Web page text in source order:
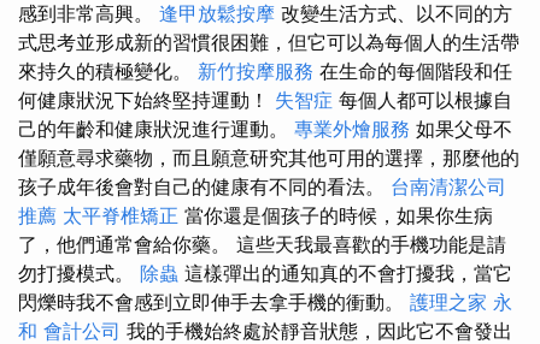
感到非常高興。 逢甲放鬆按摩 改變生活方式、以不同的方
式思考並形成新的習慣很困難，但它可以為每個人的生活帶
來持久的積極變化。 新竹按摩服務 在生命的每個階段和任
何健康狀況下始終堅持運動！ 失智症 每個人都可以根據自
己的年齡和健康狀況進行運動。 專業外燴服務 如果父母不
僅願意尋求藥物，而且願意研究其他可用的選擇，那麼他的
孩子成年後會對自己的健康有不同的看法。 台南清潔公司
推薦 太平脊椎矯正 當你還是個孩子的時候，如果你生病
了，他們通常會給你藥。 這些天我最喜歡的手機功能是請
勿打擾模式。 除蟲 這樣彈出的通知真的不會打擾我，當它
閃爍時我不會感到立即伸手去拿手機的衝動。 護理之家 永
和 會計公司 我的手機始終處於靜音狀態，因此它不會發出